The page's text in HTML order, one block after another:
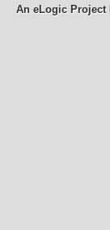
An eLogic Project